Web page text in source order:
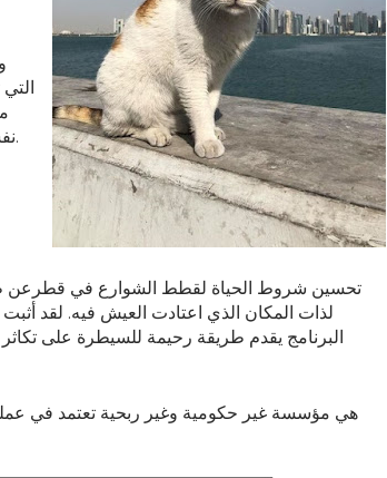
نفسها وإطعام أطفالها. فهي تصارع للبقاء في محيط لا يرحم.
تحسين شروط الحياة لقطط الشوارع في قطرعن
لذات المكان الذي اعتادت العيش فيه. لقد أثبت
البرنامج يقدم طريقة رحيمة للسيطرة على